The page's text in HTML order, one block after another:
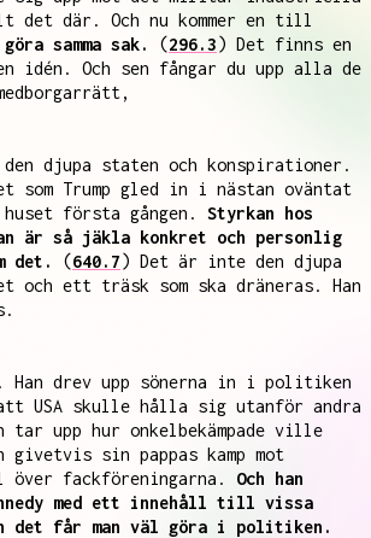
det där. Och nu kommer en till
samma sak.
(296.3) Det finns en
idén. Och sen fångar du upp alla de
djupa staten och konspirationer.
som Trump gled in i nästan oväntat
första gången. Styrkan hos
är så jäkla konkret och personlig
det.
(640.7) Det är inte den djupa
och ett träsk som ska dräneras. Han
Han drev upp sönerna in i politiken
USA skulle hålla sig utanför andra
tar upp hur onkelbekämpade ville
givetvis sin pappas kamp mot
över fackföreningarna. Och han
med ett innehåll till vissa
det får man väl göra i politiken.